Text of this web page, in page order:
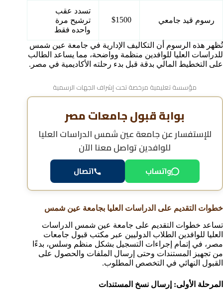
رسوم قيد جامعي $1500
تسدد عقب
ترشيح مرة
واحده فقط
تُظهر هذه الرسوم أن التكاليف الإدارية في جامعة عين شمس
للدراسات العليا للوافدين منظمة وواضحة، مما يساعد الطالب
على التخطيط المالي بدقة قبل بدء رحلته الأكاديمية في مصر.
مؤسسة تعليمية مرخصة تحت إشراف الجهات الرسمية
بوابة قبول جامعات مصر
للإستفسار عنجامعة عين شمس الدراسات العليا
للوافدينتواصل معنا الآن
واتساب اتصال
خطوات التقديم على الدراسات العليا بجامعة عين شمس
تساعد خطوات التقديم على جامعة عين شمس الدراسات
العليا للوافدين الطلاب الدوليين عبر مكتب قبول جامعات
مصر، في إتمام إجراءات التسجيل بشكل منظم وسلس، بدءًا
من تجهيز المستندات وحتى إرسال الملفات والحصول على
القبول النهائي في التخصص المطلوب.
المرحلة الأولى: إرسال نسخ المستندات